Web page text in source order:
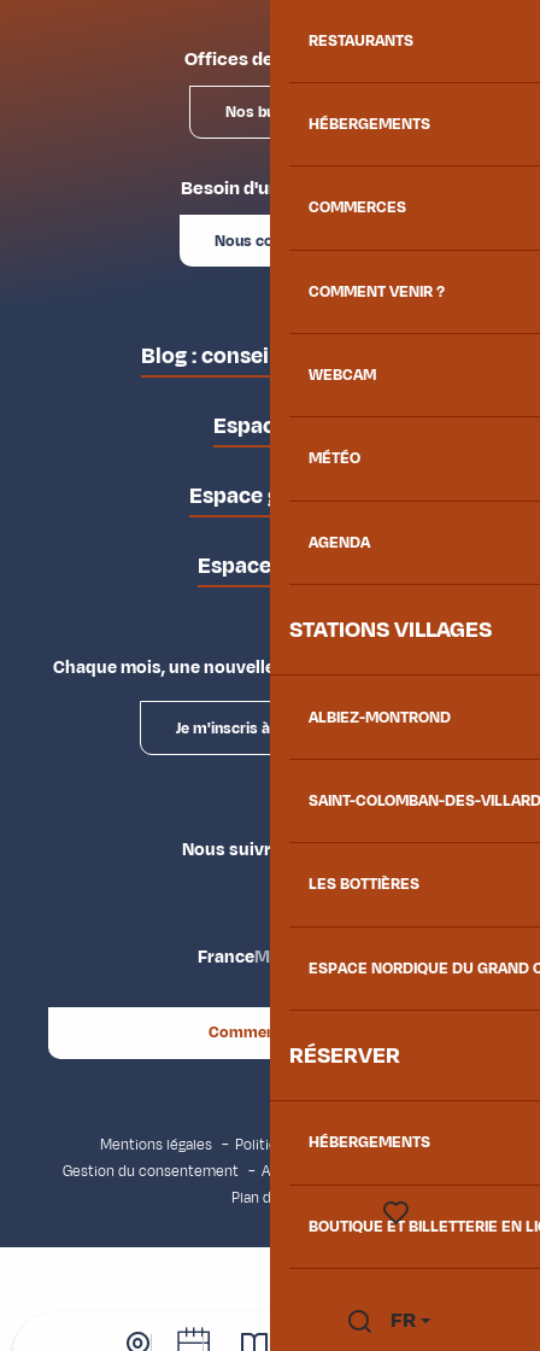
RESTAURANTS
HÉBERGEMENTS
COMMERCES
COMMENT VENIR ?
WEBCAM
MÉTÉO
AGENDA
STATIONS VILLAGES
ALBIEZ-MONTROND
SAINT-COLOMBAN-DES-
LES BOTTIÈRES
ESPACE NORDIQUE DU GRAND
RÉSERVER
HÉBERGEMENTS
BOUTIQUE ET BILLETTERIE EN
FR
Offices de tourisme
Nos bureaux
Besoin d'un conseil ?
Nous contacter
Blog : conseils des locaux
Espace pro
Espace groupes
Espace presse
Chaque mois, une nouvelle façon d'explorer la vallée.
Je m'inscris à la newsletter
Nous suivre
FranceMaurienne
Comment venir ?
Mentions légales
Politique de confidentialité
Gestion du consentement
Accessibilité : non conforme
Plan du site